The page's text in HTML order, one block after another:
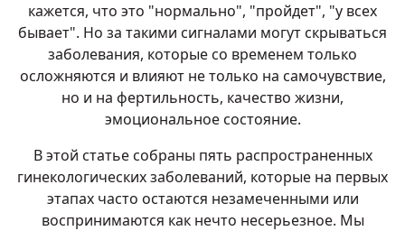
кажется, что это "нормально", "пройдет", "у всех
бывает". Но за такими сигналами могут скрываться
заболевания, которые со временем только
осложняются и влияют не только на самочувствие,
но и на фертильность, качество жизни,
эмоциональное состояние.
В этой статье собраны пять распространенных
гинекологических заболеваний, которые на первых
этапах часто остаются незамеченными или
воспринимаются как нечто несерьезное. Мы